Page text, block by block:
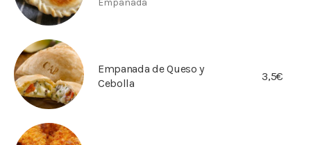
Empanada de Queso y
Cebolla
3,5€